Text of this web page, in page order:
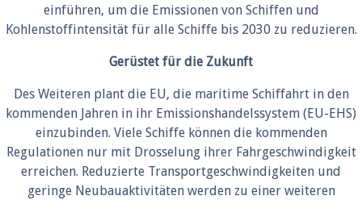
einführen, um die Emissionen von Schiffen und
Kohlenstoffintensität für alle Schiffe bis 2030 zu reduzieren.
Gerüstet für die Zukunft
Des Weiteren plant die EU, die maritime Schiffahrt in den
kommenden Jahren in ihr Emissionshandelssystem (EU-EHS)
einzubinden. Viele Schiffe können die kommenden
Regulationen nur mit Drosselung ihrer Fahrgeschwindigkeit
erreichen. Reduzierte Transportgeschwindigkeiten und
geringe Neubauaktivitäten werden zu einer weiteren